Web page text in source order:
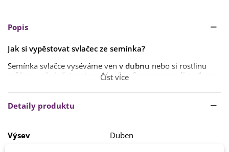
Popis
Jak si vypěstovat svlačec ze semínka?
Semínka svlačce vyséváme ven v dubnu nebo si rostlinu
můžeme předpěstovat ve skleníku. Semena zasadíme
1 cm
Klíčení obvykle trvá
Rostlina potřebuje
slunečné stanoviště a středně těžkou
Číst více
Detaily produktu
Výsev
Duben